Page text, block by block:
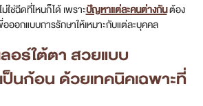
ใช่ฉีดที่ไหนก็ได้ เพราะปัญหาแต่ละคนต่างกันต้อง
อออกแบบการรักษาให้เหมาะกับแต่ละบุคคล
อร์ใต้ตา สวยแบบ
ป็นก้อน ด้วยเทคนิคเฉพาะที่